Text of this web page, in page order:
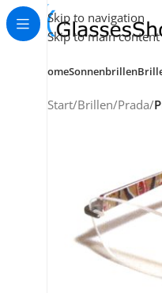
Skip to navigation
Skip to main content
KUNDENSERVICE
HomeSonnenbrillen
Start/Brillen/Prada/